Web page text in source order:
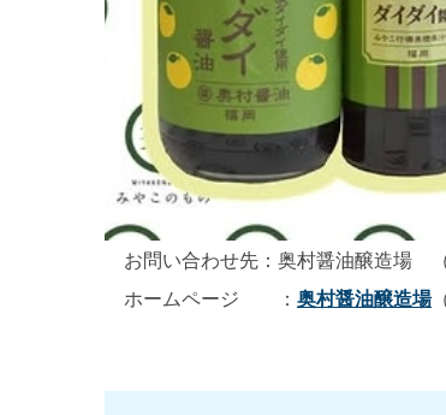
お問い合わせ先：奥村醤油醸造場
ホームページ ： 奥村醤油醸造場